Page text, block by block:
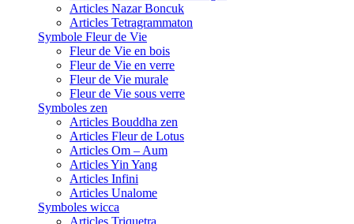
Articles Nazar Boncuk
Articles Tetragrammaton
Symbole Fleur de Vie
Fleur de Vie en bois
Fleur de Vie en verre
Fleur de Vie murale
Fleur de Vie sous verre
Symboles zen
Articles Bouddha zen
Articles Fleur de Lotus
Articles Om – Aum
Articles Yin Yang
Articles Infini
Articles Unalome
Symboles wicca
Articles Triquetra